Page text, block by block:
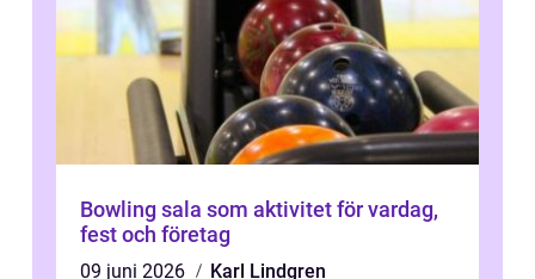
Bowling sala som aktivitet för vardag,
fest och företag
09 juni 2026
Karl Lindgren